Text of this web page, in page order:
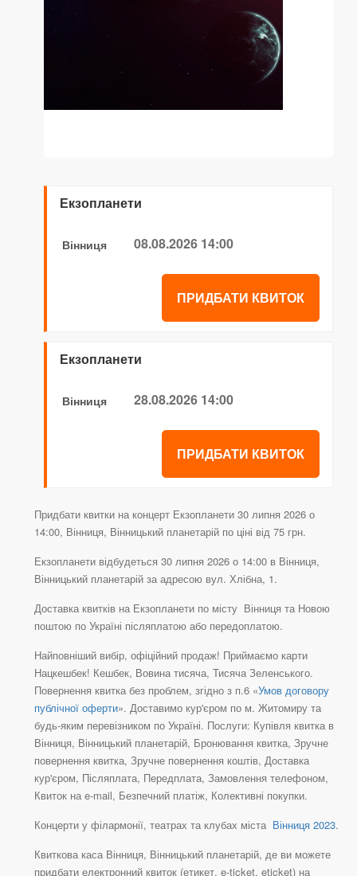
Екзопланети
Вінниця 08.08.2026 14:00
ПРИДБАТИ КВИТОК
Екзопланети
Вінниця 28.08.2026 14:00
ПРИДБАТИ КВИТОК
Придбати квитки на концерт Екзопланети 30 липня 2026 о
14:00, Вінниця, Вінницький планетарій по ціні від 75 грн.
Екзопланети відбудеться 30 липня 2026 о 14:00 в Вінниця,
Вінницький планетарій за адресою вул. Хлібна, 1.
Доставка квитків на Екзопланети по місту Вінниця та Новою
поштою по Україні післяплатою або передоплатою.
Найповніший вибір, офіційний продаж! Приймаємо карти
Нацкешбек! Кешбек, Вовина тисяча, Тисяча Зеленського.
Повернення квитка без проблем, згідно з п.6 «Умов договору
публічної оферти». Доставимо кур'єром по м. Житомиру та
будь-яким перевізником по Україні. Послуги: Купівля квитка в
Вінниця, Вінницький планетарій, Бронювання квитка, Зручне
повернення квитка, Зручне повернення коштів, Доставка
кур'єром, Післяплата, Передплата, Замовлення телефоном,
Квиток на e-mail, Безпечний платіж, Колективні покупки.
Концерти у філармонії, театрах та клубах міста Вінниця 2023.
Квиткова каса Вінниця, Вінницький планетарій, де ви можете
придбати електронний квиток (етикет, e-ticket, eticket) на